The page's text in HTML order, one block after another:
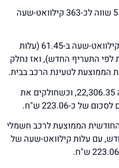
כלומר, 2,000 חלקי 5.5 שווה לכ-363 קילוואט-שעה
אם נכפיל את כמות הקילוואט-שעה ב-61.45 (עלות
לפי התעריף החדש), ואז נחלק
363 כפול 61.45 שווה 22,306.35, וכשחולקים את
הממוצעת לרכב חשמלי
ק"מ בחודש, עם עלות קילוואט-שעה של